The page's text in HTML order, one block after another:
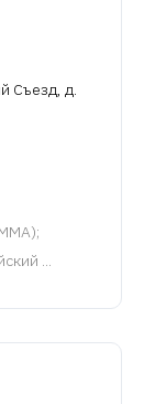
Съезд, д.
;
...